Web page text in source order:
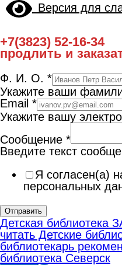
Версия для
+7(3823) 52-16-34
продлить и
Ф. И. О. *
Укажите ваши
Email *
Укажите вашу
Сообщение *
Введите текст
Я согласен(а)
персональных
Отправить
Детская библиотека
читать Детские
библиотекарь
библиотека Северск